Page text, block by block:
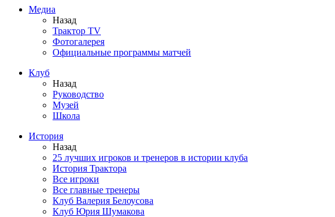
Медиа
Назад
Трактор TV
Фотогалерея
Официальные программы матчей
Клуб
Назад
Руководство
Музей
Школа
История
Назад
25 лучших игроков и тренеров в истории клуба
История Трактора
Все игроки
Все главные тренеры
Клуб Валерия Белоусова
Клуб Юрия Шумакова